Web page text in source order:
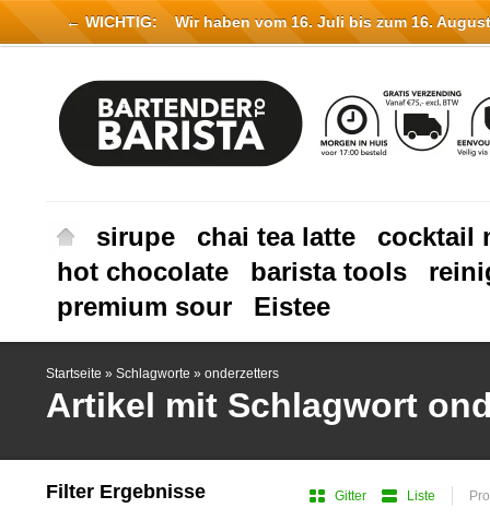
sirupe chai tea latte
cocktail
hot chocolate
barista tools
premium sour
Eistee
Startseite » Schlagworte » onderzetters
Artikel mit Schlagwort
Gitter Liste
Filter Ergebnisse
← WICHTIG: Wir haben vom 16. Juli bis zum 16.